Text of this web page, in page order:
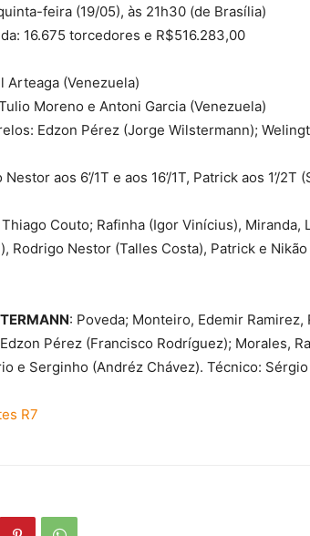
feira (19/05), às 21h30 (de Brasília)
16.675 torcedores e R$516.283,00
Arteaga (Venezuela)
Moreno e Antoni Garcia (Venezuela)
Edzon Pérez (Jorge Wilstermann);
aos 6’/1T e aos 16’/1T, Patrick aos 1’/2T
Thiago Couto; Rafinha (Igor Vinícius), Miranda,
Rodrigo Nestor (Talles Costa), Patrick e
: Poveda; Monteiro, Edemir
Pérez (Francisco Rodríguez); Morales,
e Serginho (Andréz Chávez). Técnico:
R7